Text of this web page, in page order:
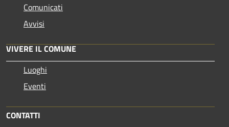
Comunicati
Avvisi
VIVERE IL COMUNE
Luoghi
Eventi
CONTATTI